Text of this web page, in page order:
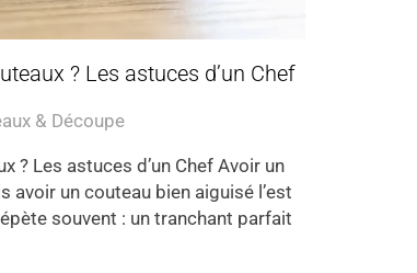
? Les astuces d’un Chef
& Découpe
? Les astuces d’un Chef Avoir un
avoir un couteau bien aiguisé l’est
souvent : un tranchant parfait